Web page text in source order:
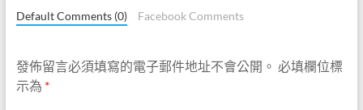
Default Comments (0) Facebook Comments
發佈留言必須填寫的電子郵件地址不會公開。 必填欄位標
示為 *